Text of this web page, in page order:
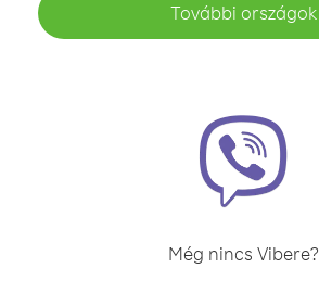
További országok
Még nincs Vibere?